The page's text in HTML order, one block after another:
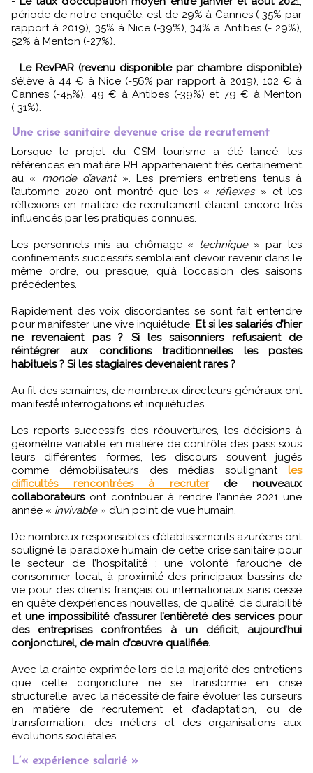
période de notre enquête, est de 29% à Cannes (-35% par
rapport à 2019), 35% à Nice (-39%), 34% à Antibes (- 29%),
52% à Menton (-27%).
- Le RevPAR (revenu disponible par chambre disponible)
s’élève à 44 € à Nice (-56% par rapport à 2019), 102 € à
Cannes (-45%), 49 € à Antibes (-39%) et 79 € à Menton
(-31%).
Une crise sanitaire devenue crise de recrutement
Lorsque le projet du CSM tourisme a été lancé, les
références en matière RH appartenaient très certainement
au « monde d’avant». Les premiers entretiens tenus à
l’automne 2020 ont montré que les « réflexes» et les
réflexions en matière de recrutement étaient encore très
influencés par les pratiques connues.
Les personnels mis au chômage « technique» par les
confinements successifs semblaient devoir revenir dans le
même ordre, ou presque, qu’à l’occasion des saisons
précédentes.
Rapidement des voix discordantes se sont fait entendre
pour manifester une vive inquiétude. Et si les salariés d’hier
ne revenaient pas ? Si les saisonniers refusaient de
réintégrer aux conditions traditionnelles les postes
habituels ? Si les stagiaires devenaient rares ?
Au fil des semaines, de nombreux directeurs généraux ont
manifesté́ interrogations et inquiétudes.
Les reports successifs des réouvertures, les décisions à
géométrie variable en matière de contrôle des pass sous
leurs différentes formes, les discours souvent jugés
comme démobilisateurs des médias soulignant les
difficultés rencontrées à recruter
de nouveaux
collaborateurs ont contribuer à rendre l’année 2021 une
année « invivable» d’un point de vue humain.
De nombreux responsables d’établissements azuréens ont
souligné le paradoxe humain de cette crise sanitaire pour
le secteur de l’hospitalité́ : une volonté farouche de
consommer local, à proximité́ des principaux bassins de
vie pour des clients français ou internationaux sans cesse
en quête d’expériences nouvelles, de qualité, de durabilité
et une impossibilité d’assurer l’entièreté des services pour
des entreprises confrontées à un déficit, aujourd’hui
conjoncturel, de main d’œuvre qualifiée.
Avec la crainte exprimée lors de la majorité des entretiens
que cette conjoncture ne se transforme en crise
structurelle, avec la nécessité de faire évoluer les curseurs
en matière de recrutement et d’adaptation, ou de
transformation, des métiers et des organisations aux
évolutions sociétales.
L’« expérience salarié »